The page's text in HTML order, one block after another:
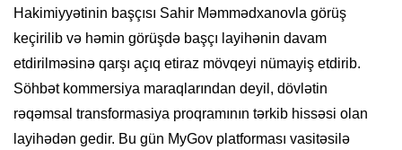
Hakimiyyətinin başçısı Sahir Məmmədxanovla görüş
keçirilib və həmin görüşdə başçı layihənin davam
etdirilməsinə qarşı açıq etiraz mövqeyi nümayiş etdirib.
Söhbət kommersiya maraqlarından deyil, dövlətin
rəqəmsal transformasiya proqramının tərkib hissəsi olan
layihədən gedir. Bu gün MyGov platforması vasitəsilə